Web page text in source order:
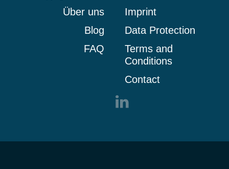
Über uns
Blog
FAQ
Imprint
Data Protection
Terms and
Conditions
Contact